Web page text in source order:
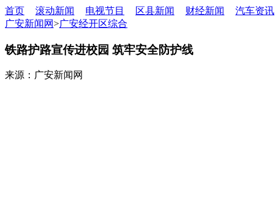
首页 滚动新闻 电视节目 区县新闻 财经新闻 汽车资讯
广安新闻网>广安经开区综合
铁路护路宣传进校园 筑牢安全防护线
来源：广安新闻网